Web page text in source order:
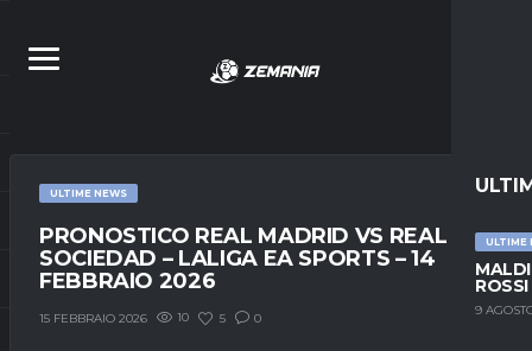
ULTIME
9
ULTIME NEWS
PRONOSTICO REAL MADRID VS REAL
SOCIEDAD – LALIGA EA SPORTS – 14
FEBBRAIO 2026
15 FEBBRAIO 2026 10 5 0